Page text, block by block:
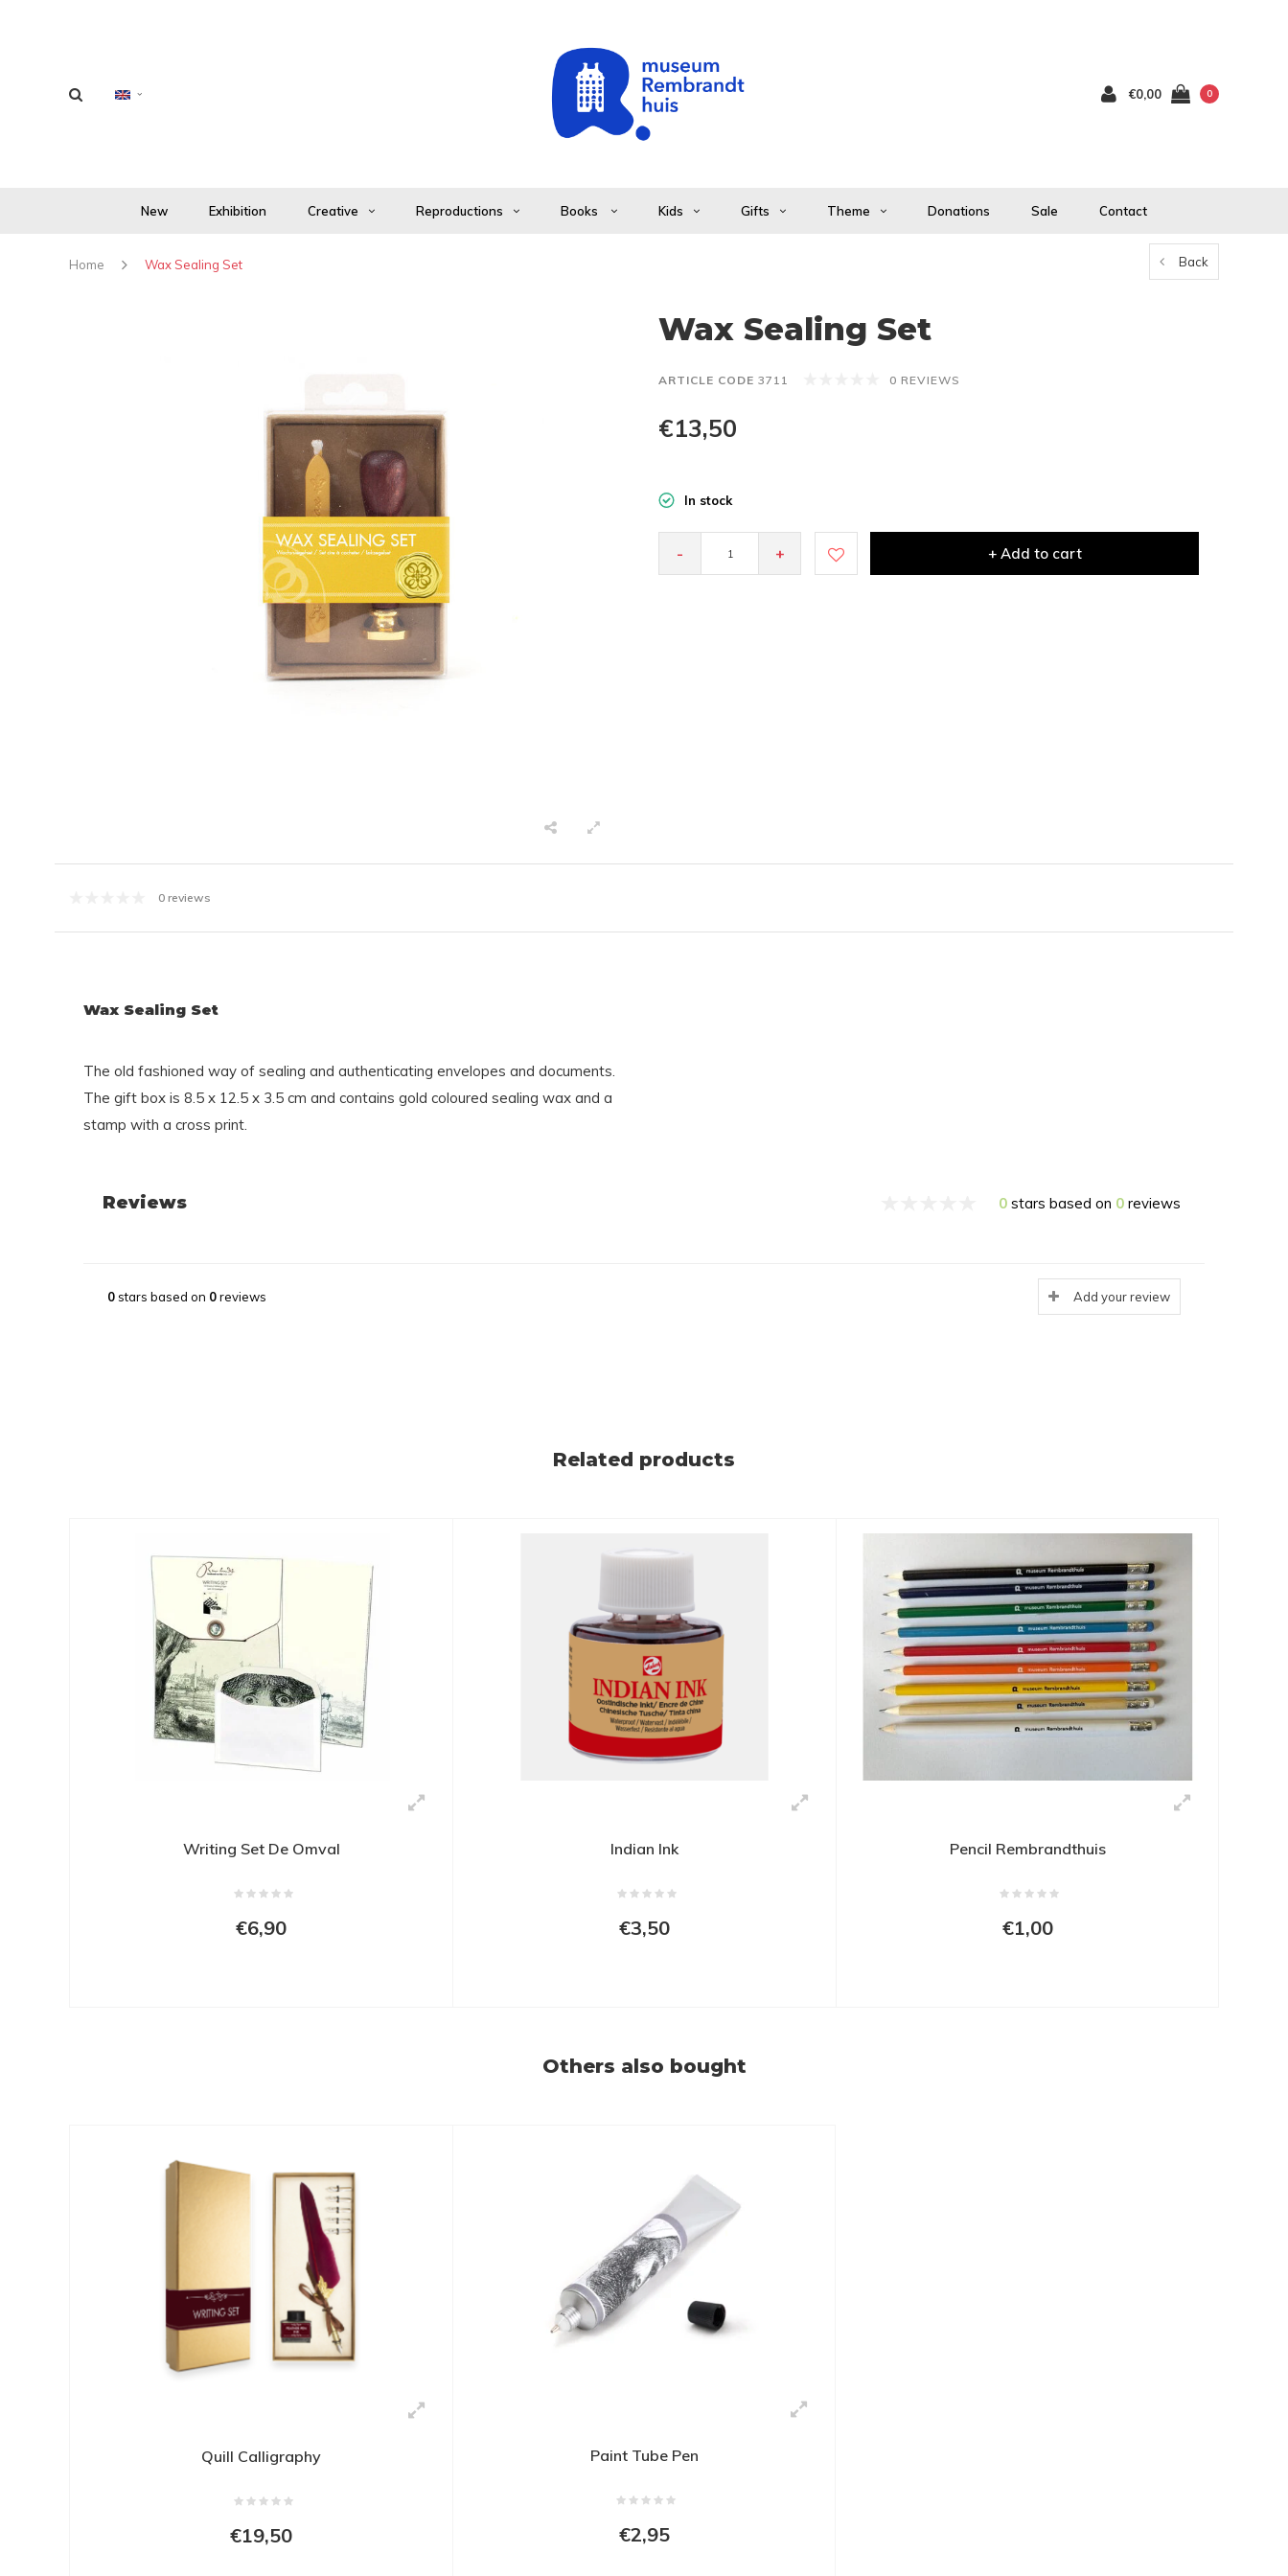
€0,00 0
New Exhibition Creative Reproductions Books Kids Gifts Theme Donations Sale Contact
Home Wax Sealing Set Back
Wax Sealing Set
ARTICLE CODE 3711 0 REVIEWS
€13,50
In stock
- + + Add to cart
0 reviews
Wax Sealing Set
The old fashioned way of sealing and authenticating envelopes and documents.
The gift box is 8.5 x 12.5 x 3.5 cm and contains gold coloured sealing wax and a
stamp with a cross print.
Reviews 0 stars based on 0 reviews
0stars based on 0reviews Add your review
Related products
Writing Set De Omval
€6,90
Indian Ink
€3,50
Pencil Rembrandthuis
€1,00
Others also bought
Quill Calligraphy
€19,50
Paint Tube Pen
€2,95